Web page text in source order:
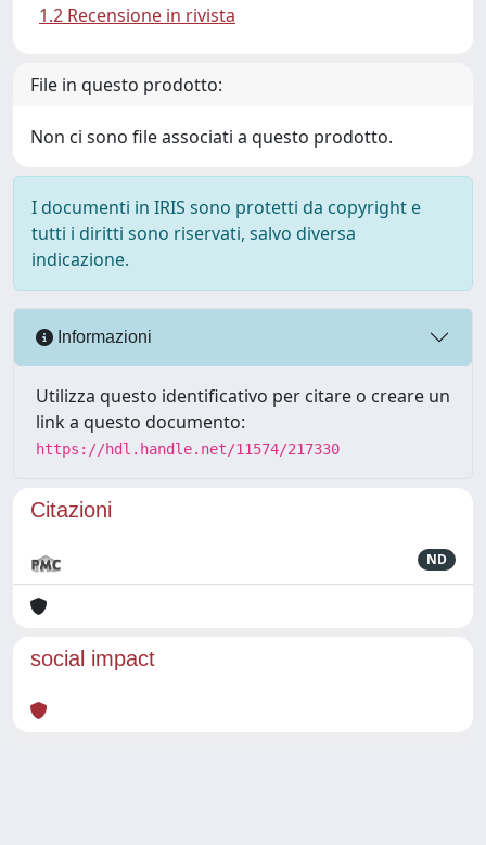
1.2 Recensione in rivista
File in questo prodotto:
Non ci sono file associati a questo prodotto.
I documenti in IRIS sono protetti da copyright e
tutti i diritti sono riservati, salvo diversa
indicazione.
Informazioni
Utilizza questo identificativo per citare o creare un
link a questo documento:
https://hdl.handle.net/11574/217330
Citazioni
ND
social impact